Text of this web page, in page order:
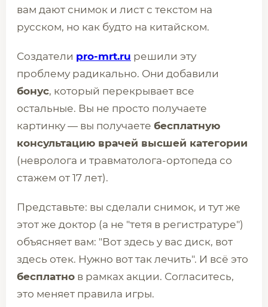
вам дают снимок и лист с текстом на
русском, но как будто на китайском.
Создатели pro-mrt.ru решили эту
проблему радикально. Они добавили
бонус, который перекрывает все
остальные. Вы не просто получаете
картинку — вы получаете бесплатную
консультацию врачей высшей категории
(невролога и травматолога-ортопеда со
стажем от 17 лет).
Представьте: вы сделали снимок, и тут же
этот же доктор (а не "тетя в регистратуре")
объясняет вам: "Вот здесь у вас диск, вот
здесь отек. Нужно вот так лечить". И всё это
бесплатно в рамках акции. Согласитесь,
это меняет правила игры.